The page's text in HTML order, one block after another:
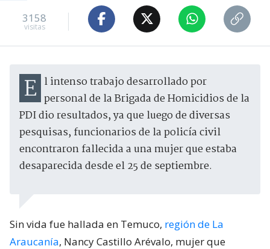
3158
visitas
El intenso trabajo desarrollado por personal de la Brigada de Homicidios de la
PDI dio resultados, ya que luego de diversas
pesquisas, funcionarios de la policía civil
encontraron fallecida a una mujer que estaba
desaparecida desde el 25 de septiembre.
Sin vida fue hallada en Temuco, región de La
Araucanía, Nancy Castillo Arévalo, mujer que